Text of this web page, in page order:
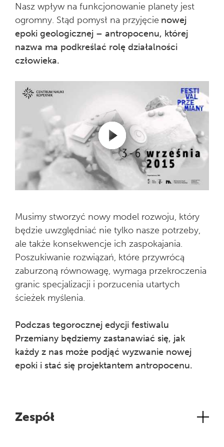
Nasz wpływ na funkcjonowanie planety jest
ogromny. Stąd pomysł na przyjęcie nowej
epoki geologicznej – antropocenu, której
nazwa ma podkreślać rolę działalności
człowieka.
Musimy stworzyć nowy model rozwoju, który
będzie uwzględniać nie tylko nasze potrzeby,
ale także konsekwencje ich zaspokajania.
Poszukiwanie rozwiązań, które przywrócą
zaburzoną równowagę, wymaga przekroczenia
granic specjalizacji i porzucenia utartych
ścieżek myślenia.
Podczas tegorocznej edycji festiwalu
Przemiany będziemy zastanawiać się, jak
każdy z nas może podjąć wyzwanie nowej
epoki i stać się projektantem antropocenu.
Zespół